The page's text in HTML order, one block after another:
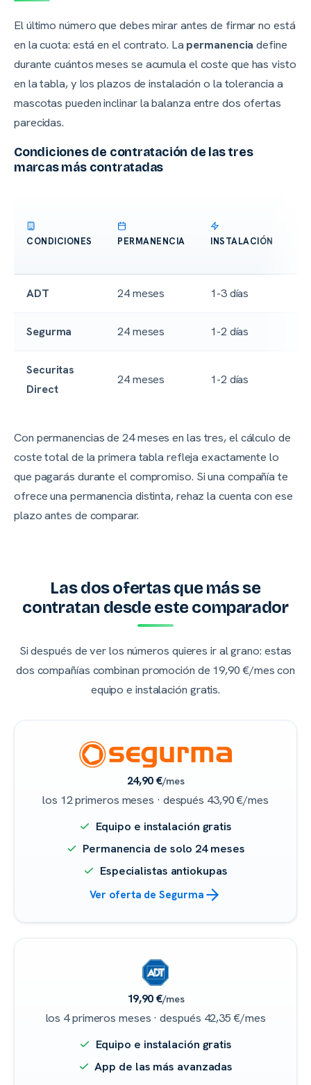
El último número que debes mirar antes de firmar no está
en la cuota: está en el contrato. La permanencia define
durante cuántos meses se acumula el coste que has visto
en la tabla, y los plazos de instalación o la tolerancia a
mascotas pueden inclinar la balanza entre dos ofertas
parecidas.
Condiciones de contratación de las tres
marcas más contratadas
CONDICIONES PERMANENCIA INSTALACIÓN
ADT 24 meses 1-3 días
Segurma 24 meses 1-2 días
Securitas
Direct
24 meses 1-2 días
Con permanencias de 24 meses en las tres, el cálculo de
coste total de la primera tabla refleja exactamente lo
que pagarás durante el compromiso. Si una compañía te
ofrece una permanencia distinta, rehaz la cuenta con ese
plazo antes de comparar.
Las dos ofertas que más se
contratan desde este comparador
Si después de ver los números quieres ir al grano: estas
dos compañías combinan promoción de 19,90 €/mes con
equipo e instalación gratis.
24,90 €/mes
los 12 primeros meses · después 43,90 €/mes
Equipo e instalación gratis
Permanencia de solo 24 meses
Especialistas antiokupas
Ver oferta de Segurma
19,90 €/mes
los 4 primeros meses · después 42,35 €/mes
Equipo e instalación gratis
App de las más avanzadas